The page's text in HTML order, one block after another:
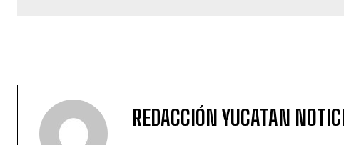
REDACCIÓN YUCATAN